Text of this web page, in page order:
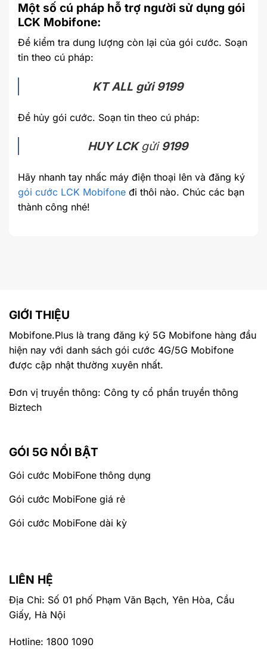
Một số cú pháp hỗ trợ người sử dụng gói
LCK Mobifone:
Để kiểm tra dung lượng còn lại của gói cước. Soạn
tin theo cú pháp:
KT ALL gửi 9199
Để hủy gói cước. Soạn tin theo cú pháp:
HUY LCKgửi 9199
Hãy nhanh tay nhấc máy điện thoại lên và đăng ký
gói cước LCK Mobifone đi thôi nào. Chúc các bạn
thành công nhé!
GIỚI THIỆU
Mobifone.Plus là trang đăng ký 5G Mobifone hàng đầu
hiện nay với danh sách gói cước 4G/5G Mobifone
được cập nhật thường xuyên nhất.
Đơn vị truyền thông: Công ty cổ phần truyền thông
Biztech
GÓI 5G NỔI BẬT
Gói cước MobiFone thông dụng
Gói cước MobiFone giá rẻ
Gói cước MobiFone dài kỳ
LIÊN HỆ
Địa Chỉ: Số 01 phố Phạm Văn Bạch, Yên Hòa, Cầu
Giấy, Hà Nội
Hotline: 1800 1090